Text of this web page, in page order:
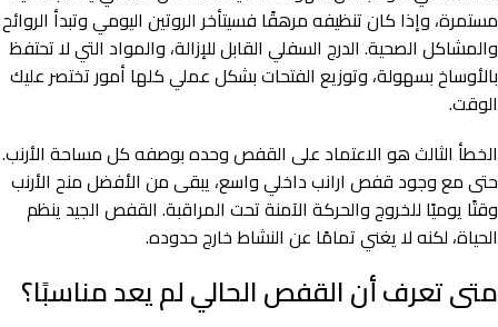
مستمرة، وإذا كان تنظيفه مرهقًا فسيتأخر الروتين اليومي وتبدأ الروائح
والمشاكل الصحية. الدرج السفلي القابل للإزالة، والمواد التي لا تحتفظ
بالأوساخ بسهولة، وتوزيع الفتحات بشكل عملي كلها أمور تختصر عليك
الوقت.
الخطأ الثالث هو الاعتماد على القفص وحده بوصفه كل مساحة الأرنب.
حتى مع وجود قفص ارانب داخلي واسع، يبقى من الأفضل منح الأرنب
وقتًا يوميًا للخروج والحركة الآمنة تحت المراقبة. القفص الجيد ينظم
الحياة، لكنه لا يغني تمامًا عن النشاط خارج حدوده.
متى تعرف أن القفص الحالي لم يعد مناسبًا؟